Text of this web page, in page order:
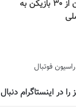
دعوت آزمون از 30 بازیکن به
را در اینستاگرام